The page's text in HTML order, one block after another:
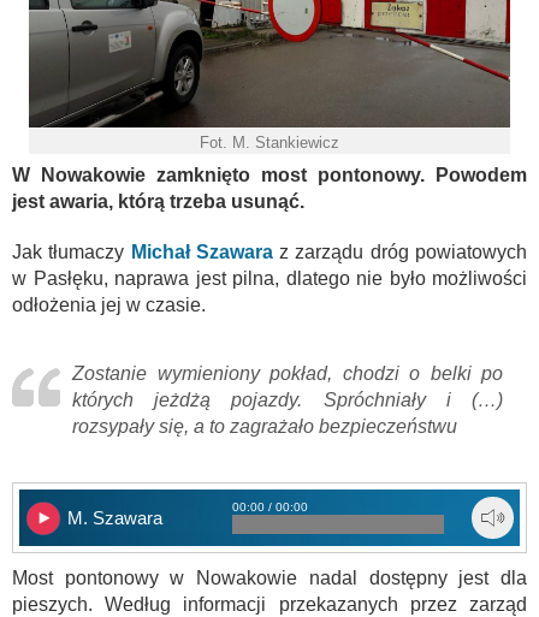
Fot. M. Stankiewicz
W Nowakowie zamknięto most pontonowy. Powodem
jest awaria, którą trzeba usunąć.
Jak tłumaczy Michał Szawaraz zarządu dróg powiatowych
w Pasłęku, naprawa jest pilna, dlatego nie było możliwości
odłożenia jej w czasie.
Zostanie wymieniony pokład, chodzi o belki po
których jeżdżą pojazdy. Spróchniały i (…)
rozsypały się, a to zagrażało bezpieczeństwu
M. Szawara
00:00 / 00:00
Most pontonowy w Nowakowie nadal dostępny jest dla
pieszych. Według informacji przekazanych przez zarząd